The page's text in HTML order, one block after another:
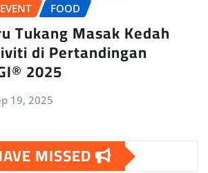
EVENT FOOD
Tukang Masak Kedah
di Pertandingan
2025
19, 2025
MISSED